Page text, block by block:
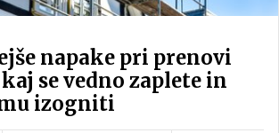
napake pri prenovi
se vedno zaplete in
izogniti